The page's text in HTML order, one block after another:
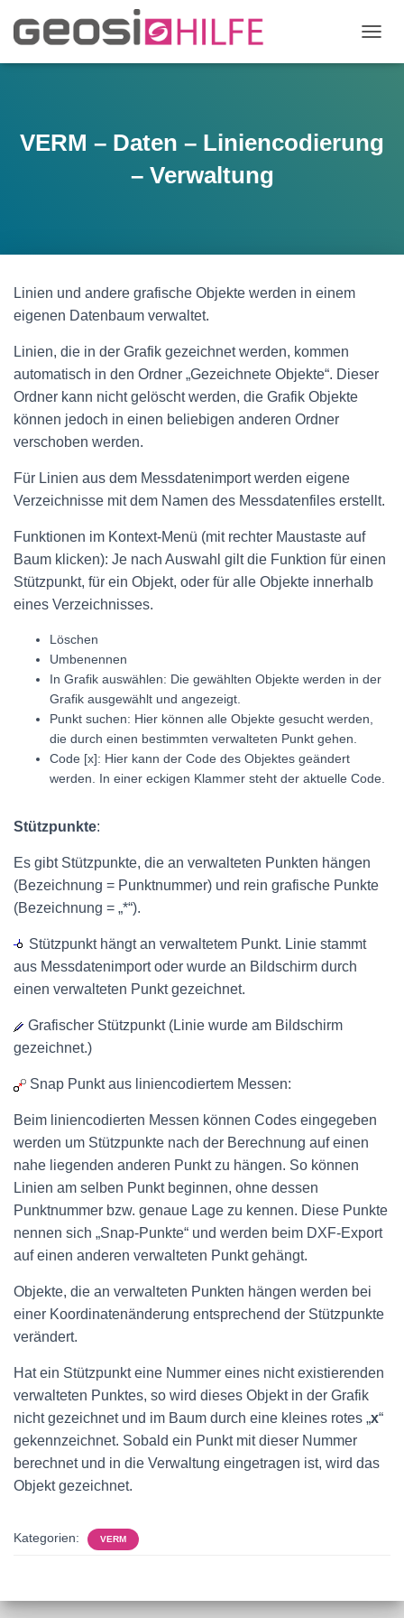
A
T
N
VERM – Daten – Liniencodierung
– Verwaltung
Linien und andere grafische Objekte werden in einem
eigenen Datenbaum verwaltet.
Linien, die in der Grafik gezeichnet werden, kommen
automatisch in den Ordner „Gezeichnete Objekte“. Dieser
Ordner kann nicht gelöscht werden, die Grafik Objekte
können jedoch in einen beliebigen anderen Ordner
verschoben werden.
Für Linien aus dem Messdatenimport werden eigene
Verzeichnisse mit dem Namen des Messdatenfiles erstellt.
Funktionen im Kontext-Menü (mit rechter Maustaste auf
Baum klicken): Je nach Auswahl gilt die Funktion für einen
Stützpunkt, für ein Objekt, oder für alle Objekte innerhalb
eines Verzeichnisses.
Löschen
Umbenennen
In Grafik auswählen: Die gewählten Objekte werden in der
Grafik ausgewählt und angezeigt.
Punkt suchen: Hier können alle Objekte gesucht werden,
die durch einen bestimmten verwalteten Punkt gehen.
Code [x]: Hier kann der Code des Objektes geändert
werden. In einer eckigen Klammer steht der aktuelle Code.
Stützpunkte:
Es gibt Stützpunkte, die an verwalteten Punkten hängen
(Bezeichnung = Punktnummer) und rein grafische Punkte
(Bezeichnung = „*“).
Stützpunkt hängt an verwaltetem Punkt. Linie stammt
aus Messdatenimport oder wurde an Bildschirm durch
einen verwalteten Punkt gezeichnet.
Grafischer Stützpunkt (Linie wurde am Bildschirm
gezeichnet.)
Snap Punkt aus liniencodiertem Messen:
Beim liniencodierten Messen können Codes eingegeben
werden um Stützpunkte nach der Berechnung auf einen
nahe liegenden anderen Punkt zu hängen. So können
Linien am selben Punkt beginnen, ohne dessen
Punktnummer bzw. genaue Lage zu kennen. Diese Punkte
nennen sich „Snap-Punkte“ und werden beim DXF-Export
auf einen anderen verwalteten Punkt gehängt.
Objekte, die an verwalteten Punkten hängen werden bei
einer Koordinatenänderung entsprechend der Stützpunkte
verändert.
Hat ein Stützpunkt eine Nummer eines nicht existierenden
verwalteten Punktes, so wird dieses Objekt in der Grafik
nicht gezeichnet und im Baum durch eine kleines rotes „x“
gekennzeichnet. Sobald ein Punkt mit dieser Nummer
berechnet und in die Verwaltung eingetragen ist, wird das
Objekt gezeichnet.
Kategorien: VERM